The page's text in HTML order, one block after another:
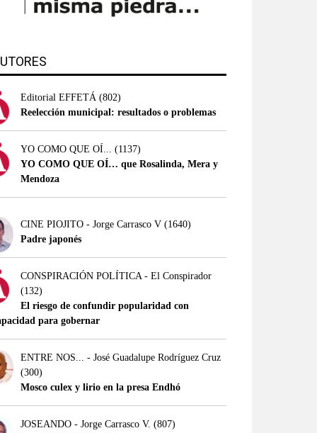
Editorial EFFETÁ (802)
Reelección municipal: resultados o problemas
YO COMO QUE OÍ... (1137)
YO COMO QUE OÍ… que Rosalinda, Mera y
Mendoza
CINE PIOJITO - Jorge Carrasco V (1640)
Padre japonés
CONSPIRACIÓN POLÍTICA - El Conspirador
(132)
El riesgo de confundir popularidad con
para gobernar
ENTRE NOS... - José Guadalupe Rodríguez Cruz
(300)
Mosco culex y lirio en la presa Endhó
JOSEANDO - Jorge Carrasco V. (807)